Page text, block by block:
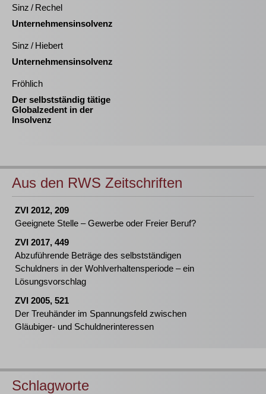
Sinz / Rechel
Unternehmensinsolvenz
Sinz / Hiebert
Unternehmensinsolvenz
Fröhlich
Der selbstständig tätige
Globalzedent in der
Insolvenz
Aus den RWS Zeitschriften
ZVI 2012, 209
Geeignete Stelle – Gewerbe oder Freier Beruf?
ZVI 2017, 449
Abzuführende Beträge des selbstständigen
Schuldners in der Wohlverhaltensperiode – ein
Lösungsvorschlag
ZVI 2005, 521
Der Treuhänder im Spannungsfeld zwischen
Gläubiger- und Schuldnerinteressen
Schlagworte